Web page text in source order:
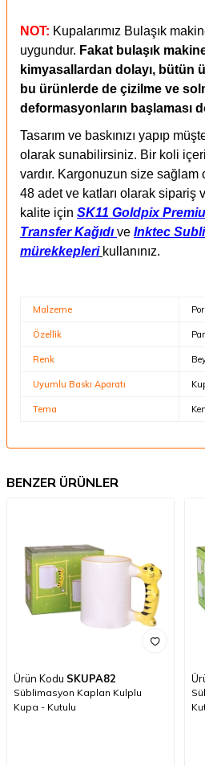
NOT: Kupalarımız Bulaşık
uygundur. Fakat bulaşık
kimyasallardan dolayı, bütün
bu ürünlerde de çizilme ve
deformasyonların başlaması
Tasarım ve baskınızı yapıp
olarak sunabilirsiniz. Bir koli
vardır. Kargonuzun size
48 adet ve katları olarak sipariş
kalite için SK11 Goldpix
Transfer Kağıdı ve Inktec
mürekkepleri kullanınız.
Malzeme
Özellik
Renk
Uyumlu Baskı Aparatı
Tema
BENZER ÜRÜNLER
Ürün Kodu SKUPA82
Süblimasyon Kaplan Kulplu
Kupa - Kutulu